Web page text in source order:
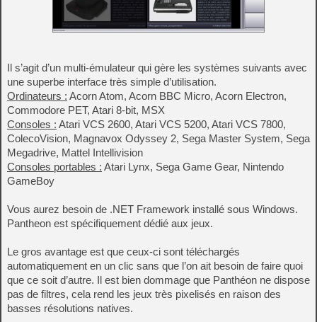
Il s’agit d’un multi-émulateur qui gère les systèmes suivants avec
une superbe interface très simple d’utilisation.
Ordinateurs : Acorn Atom, Acorn BBC Micro, Acorn Electron,
Commodore PET, Atari 8-bit, MSX
Consoles : Atari VCS 2600, Atari VCS 5200, Atari VCS 7800,
ColecoVision, Magnavox Odyssey 2, Sega Master System, Sega
Megadrive, Mattel Intellivision
Consoles portables : Atari Lynx, Sega Game Gear, Nintendo
GameBoy
Vous aurez besoin de .NET Framework installé sous Windows.
Pantheon est spécifiquement dédié aux jeux.
Le gros avantage est que ceux-ci sont téléchargés
automatiquement en un clic sans que l’on ait besoin de faire quoi
que ce soit d’autre. Il est bien dommage que Panthéon ne dispose
pas de filtres, cela rend les jeux très pixelisés en raison des
basses résolutions natives.